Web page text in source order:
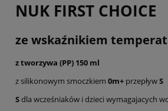
NUK FIRST CHOICE
ze wskaźnikiem
z tworzywa (PP) 150 ml
z silikonowym smoczkiem 0m+ przepływS
Sdla wcześniaków i dzieci wymagajacych